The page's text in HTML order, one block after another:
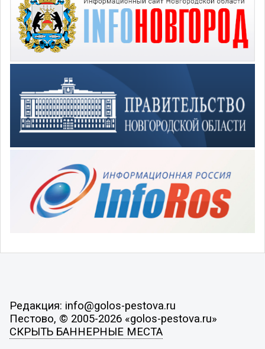
Редакция: info@golos-pestova.ru
Пестово, © 2005-2026 «golos-pestova.ru»
СКРЫТЬ БАННЕРНЫЕ МЕСТА